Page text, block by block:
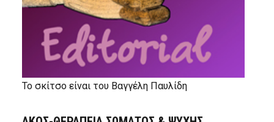
Το σκίτσο είναι του Βαγγέλη Παυλίδη